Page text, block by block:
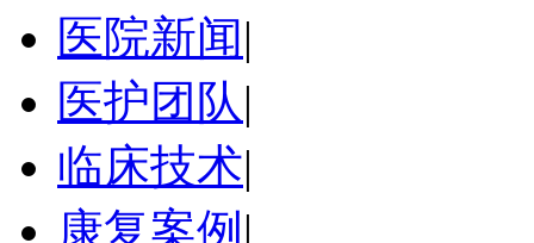
医院新闻|
医护团队|
临床技术|
康复案例 |